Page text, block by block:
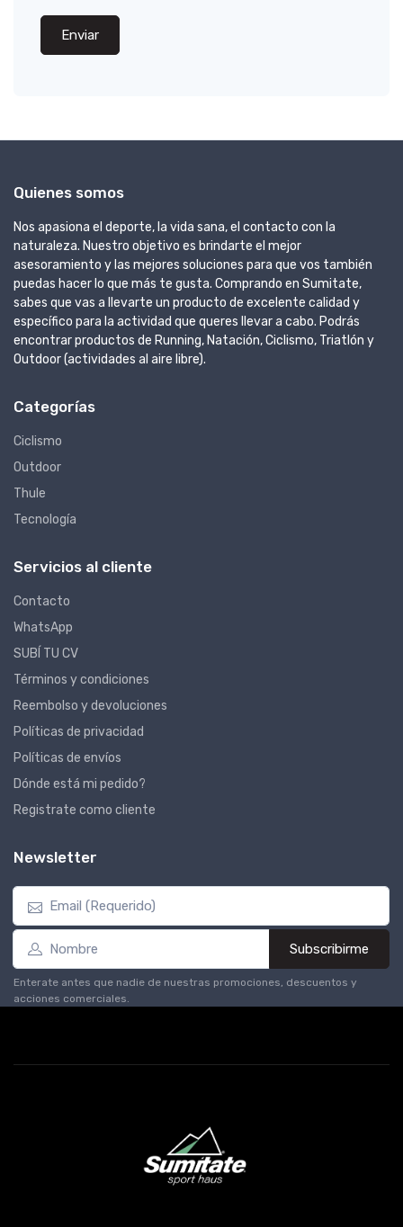
Enviar
Quienes somos
Nos apasiona el deporte, la vida sana, el contacto con la
naturaleza. Nuestro objetivo es brindarte el mejor
asesoramiento y las mejores soluciones para que vos también
puedas hacer lo que más te gusta. Comprando en Sumitate,
sabes que vas a llevarte un producto de excelente calidad y
específico para la actividad que queres llevar a cabo. Podrás
encontrar productos de Running, Natación, Ciclismo, Triatlón y
Outdoor (actividades al aire libre).
Categorías
Ciclismo
Outdoor
Thule
Tecnología
Servicios al cliente
Contacto
WhatsApp
SUBÍ TU CV
Términos y condiciones
Reembolso y devoluciones
Políticas de privacidad
Políticas de envíos
Dónde está mi pedido?
Registrate como cliente
Newsletter
Subscribirme
Enterate antes que nadie de nuestras promociones, descuentos y
acciones comerciales.